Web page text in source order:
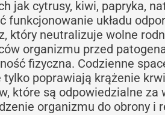
jak cytrusy, kiwi, papryka,
funkcjonowanie układu
który neutralizuje wolne
organizmu przed
fizyczna. Codzienne
tylko poprawiają krążenie
które są odpowiedzialne
organizmu do obrony i